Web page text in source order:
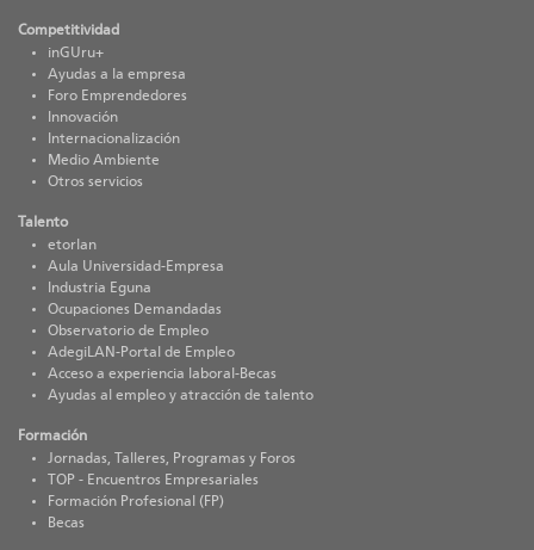
Competitividad
inGUru+
Ayudas a la empresa
Foro Emprendedores
Innovación
Internacionalización
Medio Ambiente
Otros servicios
Talento
etorlan
Aula Universidad-Empresa
Industria Eguna
Ocupaciones Demandadas
Observatorio de Empleo
AdegiLAN-Portal de Empleo
Acceso a experiencia laboral-Becas
Ayudas al empleo y atracción de talento
Formación
Jornadas, Talleres, Programas y Foros
TOP - Encuentros Empresariales
Formación Profesional (FP)
Becas